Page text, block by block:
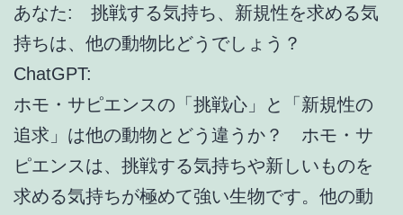
あなた: 挑戦する気持ち、新規性を求める気
持ちは、他の動物比どうでしょう？
ChatGPT:
ホモ・サピエンスの「挑戦心」と「新規性の
追求」は他の動物とどう違うか？ ホモ・サ
ピエンスは、挑戦する気持ちや新しいものを
求める気持ちが極めて強い生物です。他の動